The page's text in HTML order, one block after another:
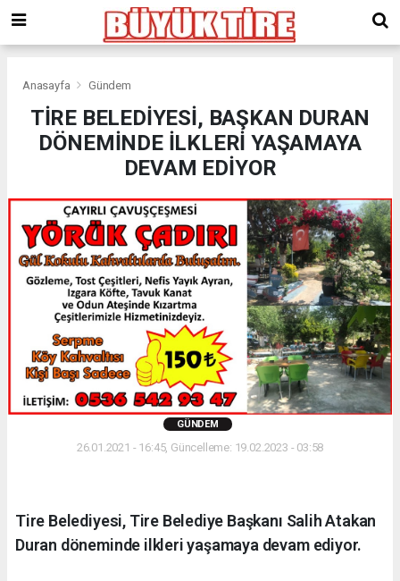
giriş
kingroyal
Anasayfa Gündem
TİRE BELEDİYESİ, BAŞKAN DURAN
DÖNEMİNDE İLKLERİ YAŞAMAYA
DEVAM EDİYOR
GÜNDEM
26.01.2021 - 16:45, Güncelleme: 19.02.2023 - 03:58
Tire Belediyesi, Tire Belediye Başkanı Salih Atakan
Duran döneminde ilkleri yaşamaya devam ediyor.